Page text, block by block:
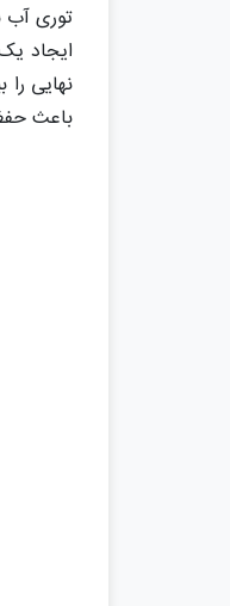
توری آب
ایجاد
نهایی
باعث